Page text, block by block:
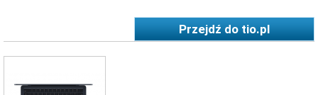
Przejdź dotio.pl